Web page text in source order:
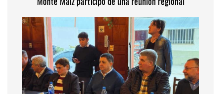
Monte Maíz participó de una reunión regional